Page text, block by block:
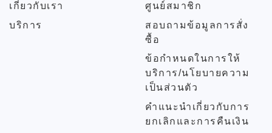
เกี่ยวกับเรา
บริการ
ศูนย์สมาชิก
สอบถามข้อมูลการสั่ง
ซื้อ
ข้อกำหนดในการให้
บริการ/นโยบายความ
เป็นส่วนตัว
คำแนะนำเกี่ยวกับการ
ยกเลิกและการคืนเงิน